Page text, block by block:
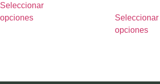
Seleccionar
opciones
Seleccionar
opciones